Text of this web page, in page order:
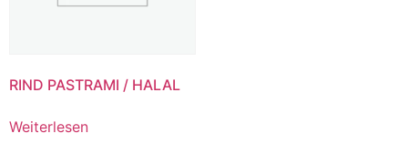
RIND PASTRAMI / HALAL
Weiterlesen